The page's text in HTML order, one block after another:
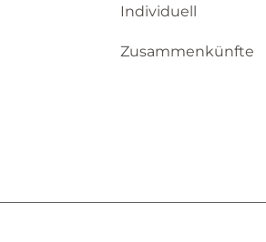
Individuell
Zusammenkünfte